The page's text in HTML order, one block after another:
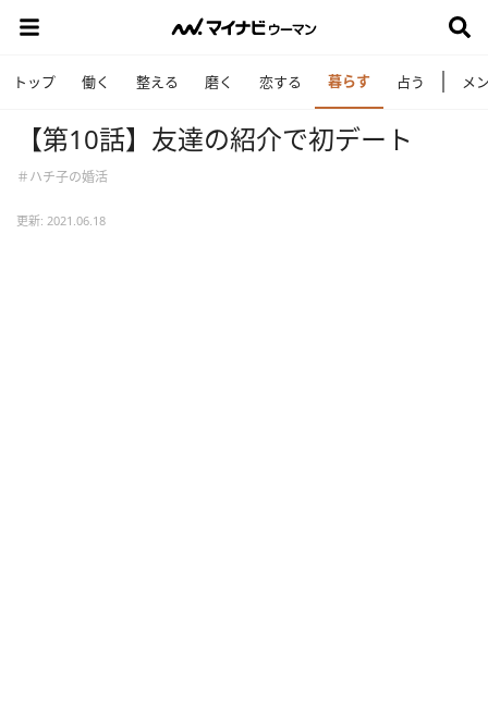
トップ 働く 整える 磨く 恋する 暮らす 占う メ
【第10話】友達の紹介で初デート
＃ハチ子の婚活
更新: 2021.06.18